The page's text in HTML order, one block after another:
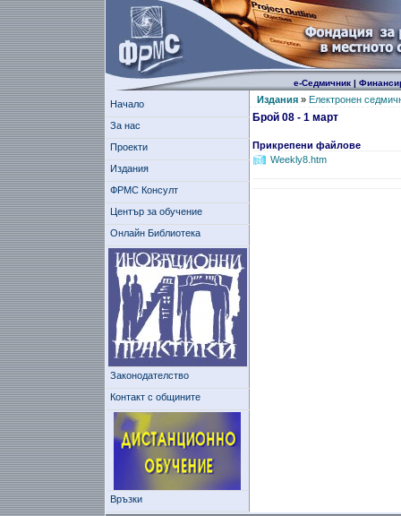
е-Седмичник|
Начало
За нас
Проекти
Издания
ФРМС Консулт
Център за обучение
Онлайн Библиотека
Законодателство
Контакт с общините
Връзки
Издания» Електронен
Брой 08 - 1 март
Прикрепени файлове
Weekly8.htm